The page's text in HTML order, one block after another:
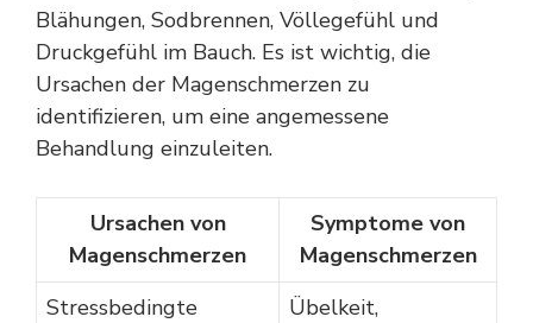
Blähungen, Sodbrennen, Völlegefühl und
Druckgefühl im Bauch. Es ist wichtig, die
Ursachen der Magenschmerzen zu
identifizieren, um eine angemessene
Behandlung einzuleiten.
Ursachen von
Magenschmerzen
Symptome von
Magenschmerzen
Stressbedingte
Übelkeit,